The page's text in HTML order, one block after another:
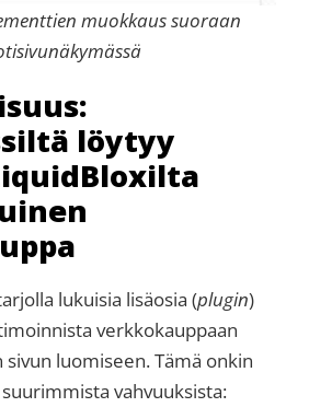
muokkaus suoraan
löytyy
lukuisia lisäosia (plugin)
verkkokauppaan
luomiseen. Tämä onkin
vahvuuksista: